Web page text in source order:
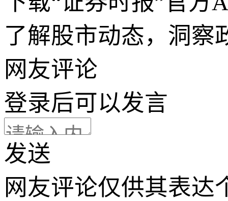
了解股市动态，洞察
网友评论
登录后可以发言
发送
网友评论仅供其表达